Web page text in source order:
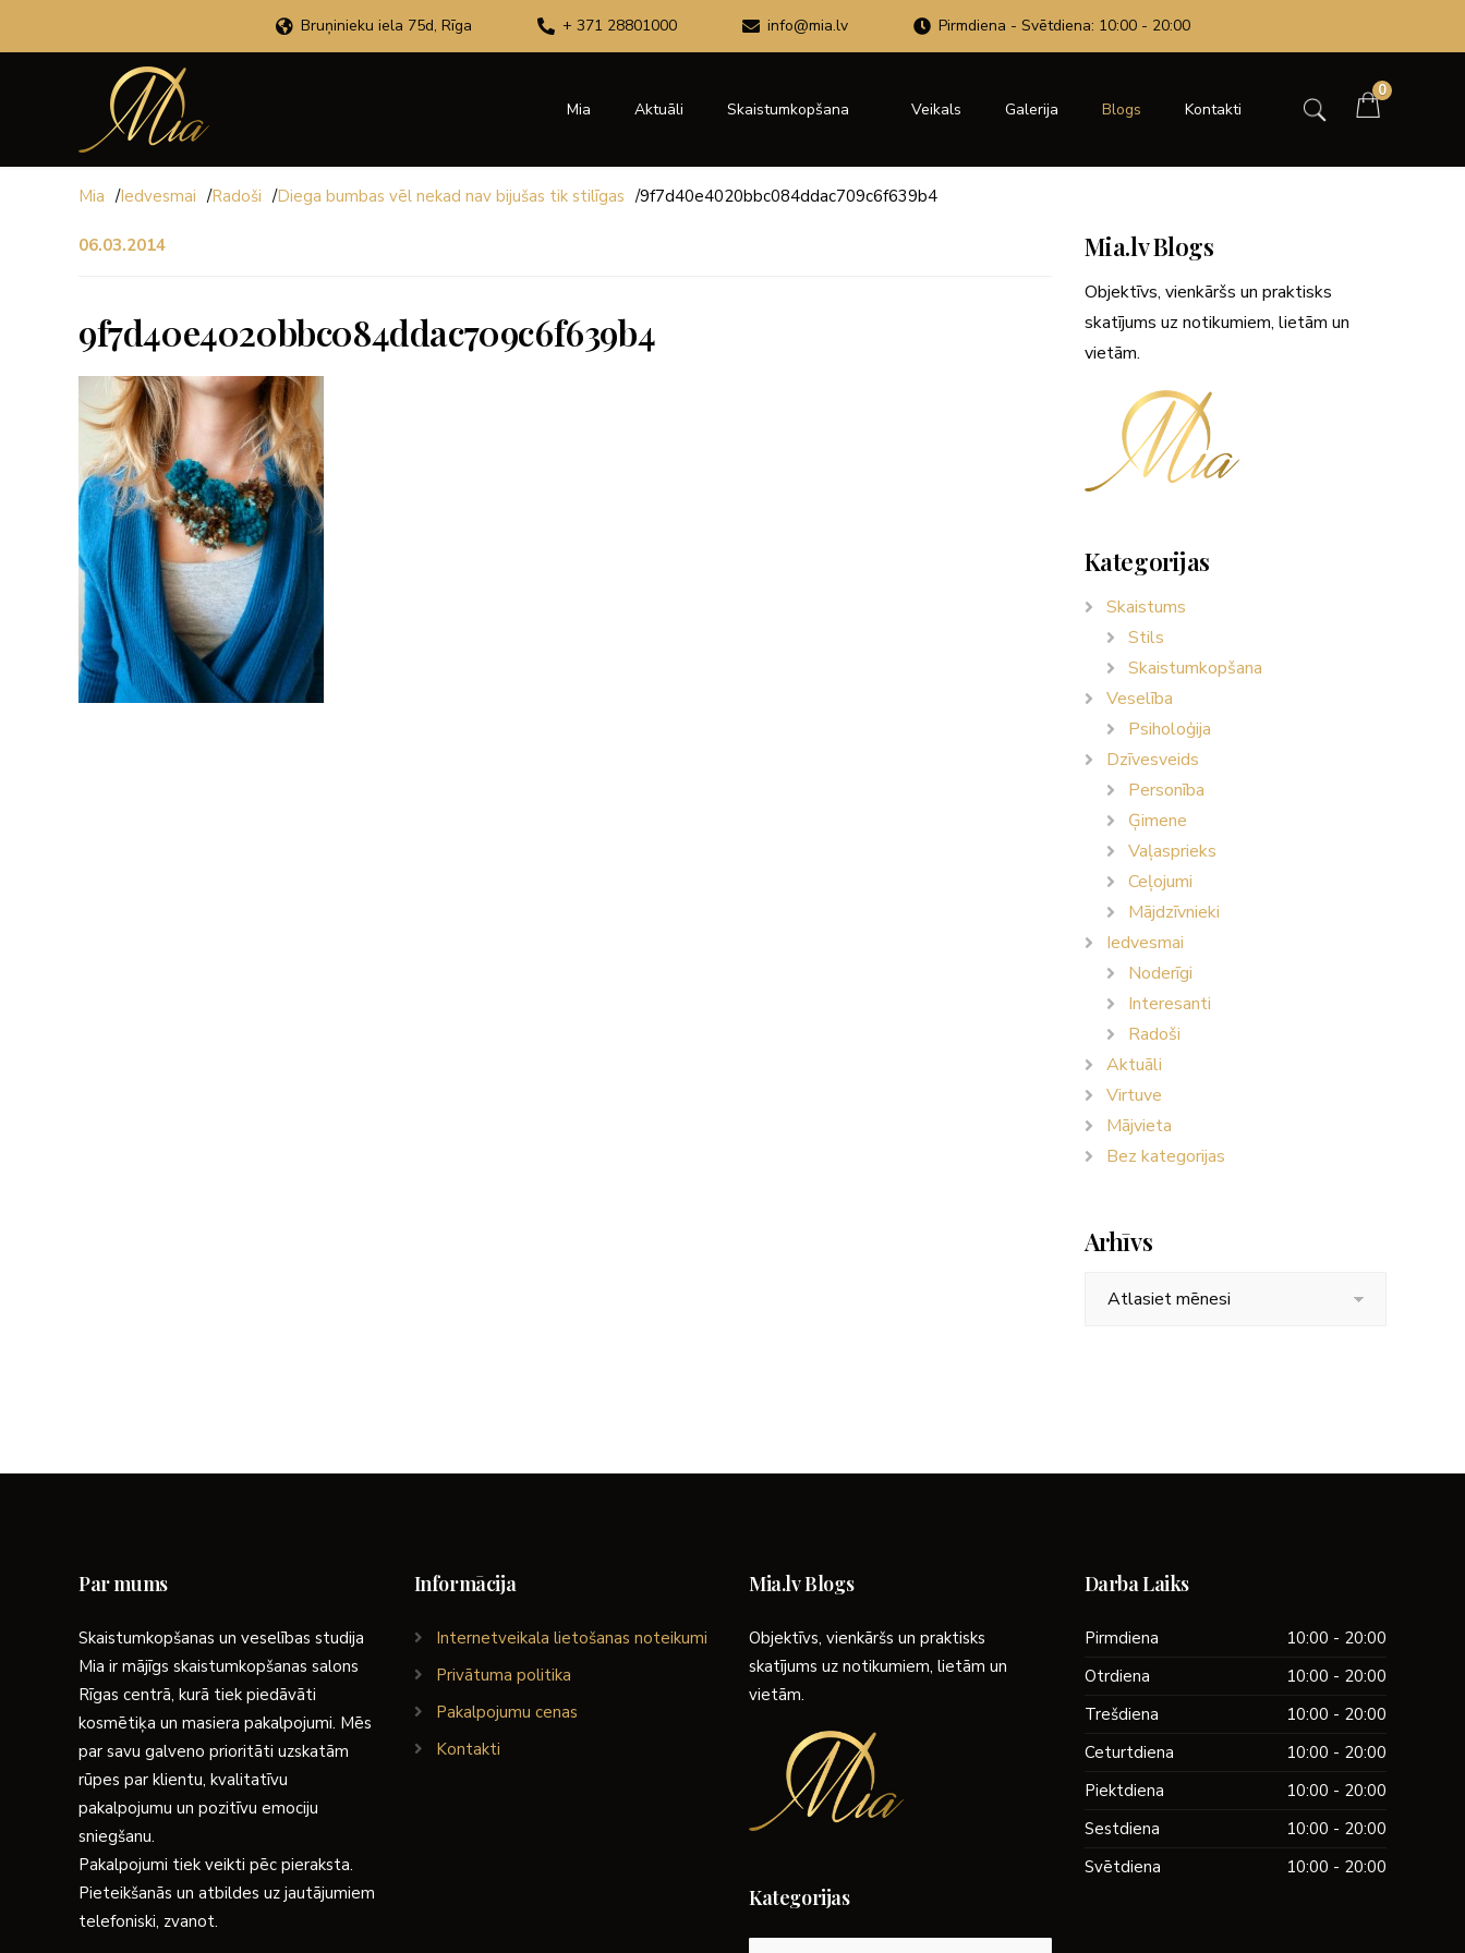
Bruņinieku iela 75d, Rīga + 371 28801000 info@mia.lv Pirmdiena - Svētdiena: 10:00 - 20:00
Mia Aktuāli Skaistumkopšana Veikals Galerija Blogs Kontakti
0
Mia /Iedvesmai /Radoši /Diega bumbas vēl nekad nav bijušas tik stilīgas /9f7d40e4020bbc084ddac709c6f639b4
06.03.2014
9f7d40e4020bbc084ddac709c6f639b4
Mia.lv Blogs
Objektīvs, vienkāršs un praktisks
skatījums uz notikumiem, lietām un
vietām.
Kategorijas
Skaistums
Stils
Skaistumkopšana
Veselība
Psiholoģija
Dzīvesveids
Personība
Ģimene
Vaļasprieks
Ceļojumi
Mājdzīvnieki
Iedvesmai
Noderīgi
Interesanti
Radoši
Aktuāli
Virtuve
Mājvieta
Bez kategorijas
Arhīvs
Par mums
Skaistumkopšanas un veselības studija
Mia ir mājīgs skaistumkopšanas salons
Rīgas centrā, kurā tiek piedāvāti
kosmētiķa un masiera pakalpojumi. Mēs
par savu galveno prioritāti uzskatām
rūpes par klientu, kvalitatīvu
pakalpojumu un pozitīvu emociju
sniegšanu.
Pakalpojumi tiek veikti pēc pieraksta.
Pieteikšanās un atbildes uz jautājumiem
telefoniski, zvanot.
Informācija
Internetveikala lietošanas noteikumi
Privātuma politika
Pakalpojumu cenas
Kontakti
Mia.lv Blogs
Objektīvs, vienkāršs un praktisks
skatījums uz notikumiem, lietām un
vietām.
Kategorijas
Darba Laiks
Pirmdiena
10:00 - 20:00
Otrdiena
10:00 - 20:00
Trešdiena
10:00 - 20:00
Ceturtdiena
10:00 - 20:00
Piektdiena
10:00 - 20:00
Sestdiena
10:00 - 20:00
Svētdiena
10:00 - 20:00